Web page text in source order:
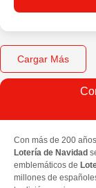
Cargar Más
Con más de 200
Lotería de Navidad
emblemáticos de
millones de